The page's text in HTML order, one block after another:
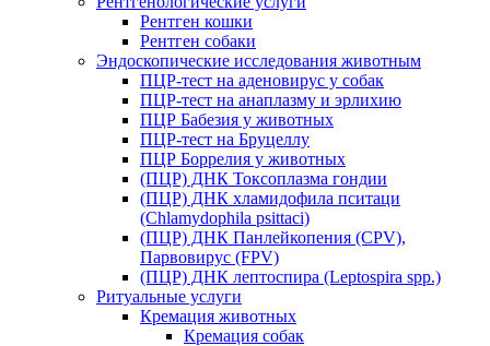
Рентген кошки
Рентген собаки
Эндоскопические исследования животным
ПЦР-тест на аденовирус у собак
ПЦР-тест на анаплазму и эрлихию
ПЦР Бабезия у животных
ПЦР-тест на Бруцеллу
ПЦР Боррелия у животных
(ПЦР) ДНК Токсоплазма гондии
(ПЦР) ДНК хламидофила пситаци
(Chlamydophila psittaci)
(ПЦР) ДНК Панлейкопения (CPV),
Парвовирус (FPV)
(ПЦР) ДНК лептоспира (Leptospira spp.)
Ритуальные услуги
Кремация животных
Кремация собак